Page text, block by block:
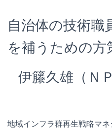
自治体の技術職
を補うための方
伊籐久雄（Ｎ
地域インフラ群再生戦略マ